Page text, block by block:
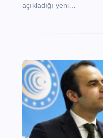
açıkladığı yeni…